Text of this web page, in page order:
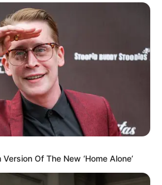
marshallsgarden)
yang unik yaitu kuning
berat golden midget yang hanya
Of The New ‘Home Alone’